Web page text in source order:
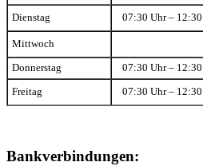
Dienstag 07:30 Uhr –
Mittwoch
Donnerstag 07:30 Uhr –
Freitag 07:30 Uhr –
Bankverbindungen: